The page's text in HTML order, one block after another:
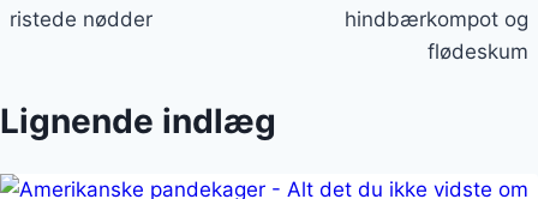
ristede nødder
hindbærkompot og
flødeskum
Lignende indlæg